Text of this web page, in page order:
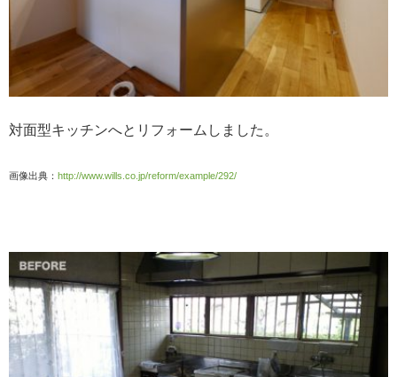
対面型キッチンへとリフォームしました。
画像出典： http://www.wills.co.jp/reform/example/292/